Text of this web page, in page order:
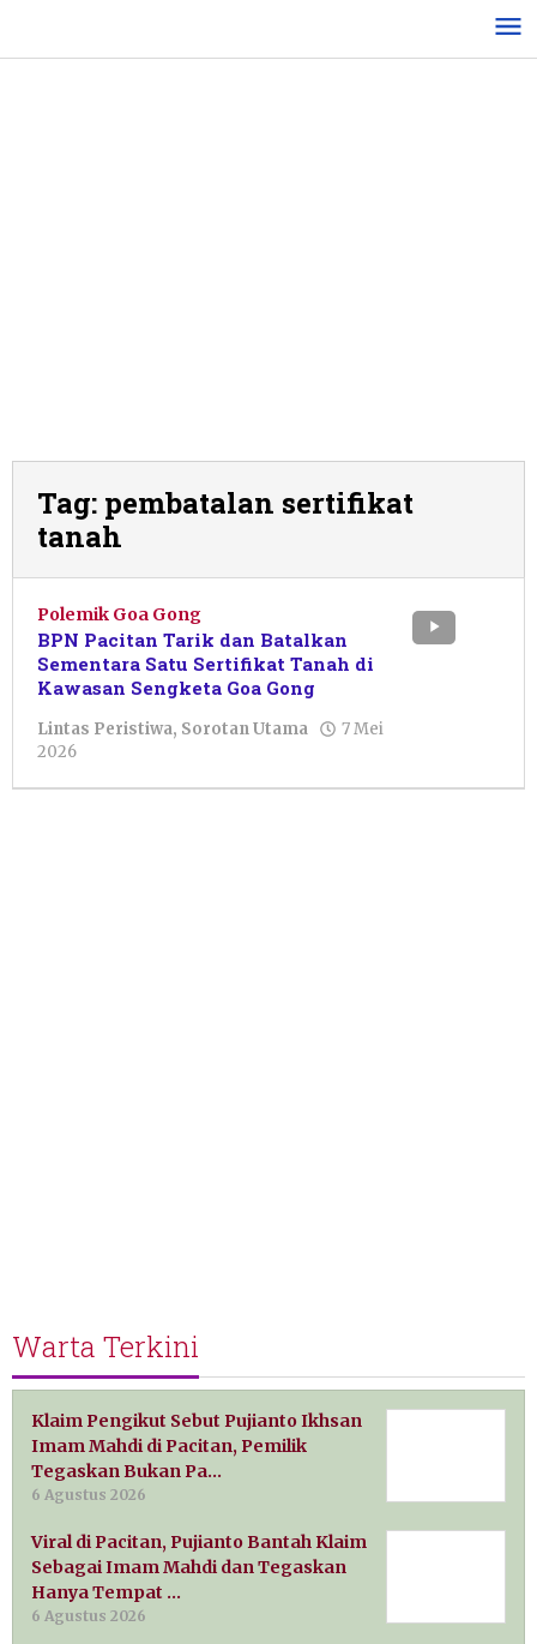
konten
Tag: pembatalan sertifikat
tanah
Polemik Goa Gong
BPN Pacitan Tarik dan Batalkan
Sementara Satu Sertifikat Tanah di
Kawasan Sengketa Goa Gong
Lintas Peristiwa, Sorotan Utama
7 Mei
2026
Wulandari
Warta Terkini
Klaim Pengikut Sebut Pujianto Ikhsan
Imam Mahdi di Pacitan, Pemilik
Tegaskan Bukan Pa…
6 Agustus 2026
Viral di Pacitan, Pujianto Bantah Klaim
Sebagai Imam Mahdi dan Tegaskan
Hanya Tempat …
6 Agustus 2026